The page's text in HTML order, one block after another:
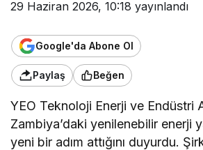
29 Haziran 2026, 10:18 yayınlandı
Google'da Abone Ol
Paylaş Beğen
YEO Teknoloji Enerji ve Endüstri
Zambiya’daki yenilenebilir enerji
yeni bir adım attığını duyurdu.